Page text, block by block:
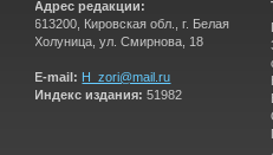
Адрес редакции:
613200, Кировская обл., г. Белая
Холуница, ул. Смирнова, 18
E-mail: H_zori@mail.ru
Индекс издания: 51982